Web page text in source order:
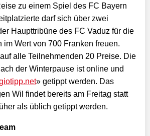
zu einem Spiel des FC Bayern
darf sich über zwei
Haupttribüne des FC Vaduz für die
im Wert von 700 Franken freuen.
alle Teilnehmenden 20 Preise. Die
der Winterpause ist online und
» getippt werden. Das
Wil findet bereits am Freitag statt
als üblich getippt werden.